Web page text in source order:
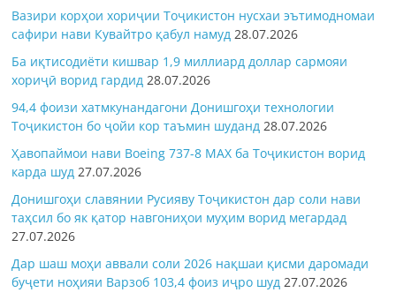
Вазири корҳои хориҷии Тоҷикистон нусхаи эътимодномаи
сафири нави Кувайтро қабул намуд 28.07.2026
Ба иқтисодиёти кишвар 1,9 миллиард доллар сармояи
хориҷӣ ворид гардид 28.07.2026
94,4 фоизи хатмкунандагони Донишгоҳи технологии
Тоҷикистон бо ҷойи кор таъмин шуданд 28.07.2026
Ҳавопаймои нави Boeing 737-8 MAX ба Тоҷикистон ворид
карда шуд 27.07.2026
Донишгоҳи славянии Русияву Тоҷикистон дар соли нави
таҳсил бо як қатор навгониҳои муҳим ворид мегардад
27.07.2026
Дар шаш моҳи аввали соли 2026 нақшаи қисми даромади
буҷети ноҳияи Варзоб 103,4 фоиз иҷро шуд 27.07.2026